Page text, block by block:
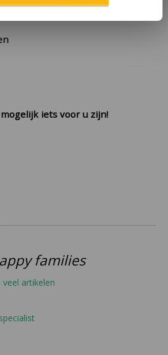
iets voor u zijn!
families
artikelen